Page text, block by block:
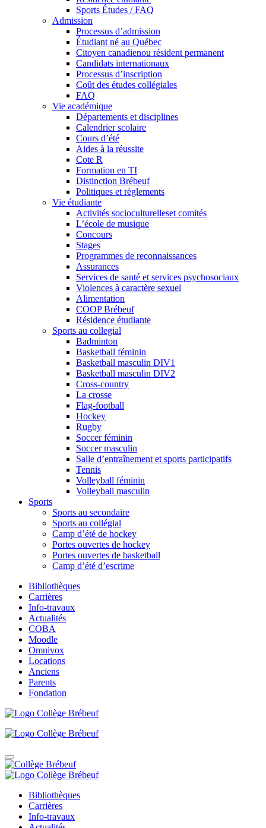
Sports Études / FAQ
Admission
Processus d’admission
Étudiant né au Québec
Citoyen canadienou résident permanent
Candidats internationaux
Processus d’inscription
Coût des études collégiales
FAQ
Vie académique
Départements et disciplines
Calendrier scolaire
Cours d’été
Aides à la réussite
Cote R
Formation en TI
Distinction Brébeuf
Politiques et règlements
Vie étudiante
Activités socioculturelleset comités
L’école de musique
Concours
Stages
Programmes de reconnaissances
Assurances
Services de santé et services psychosociaux
Violences à caractère sexuel
Alimentation
COOP Brébeuf
Résidence étudiante
Sports au collegial
Badminton
Basketball féminin
Basketball masculin DIV1
Basketball masculin DIV2
Cross-country
La crosse
Flag-football
Hockey
Rugby
Soccer féminin
Soccer masculin
Salle d’entraînement et sports participatifs
Tennis
Volleyball féminin
Volleyball masculin
Sports
Sports au secondaire
Sports au collégial
Camp d’été de hockey
Portes ouvertes de hockey
Portes ouvertes de basketball
Camp d’été d’escrime
Bibliothèques
Carrières
Info-travaux
Actualités
COBA
Moodle
Omnivox
Locations
Anciens
Parents
Fondation
Bibliothèques
Carrières
Info-travaux